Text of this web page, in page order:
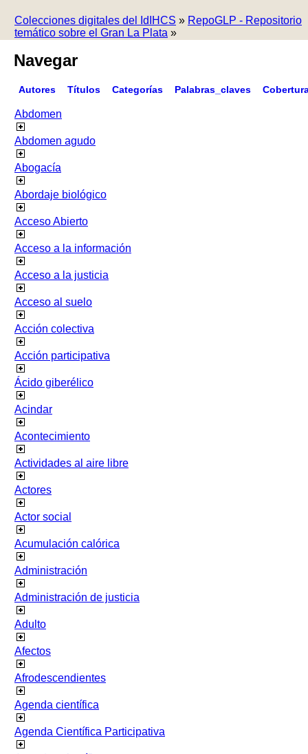
Colecciones digitales del IdIHCS » RepoGLP - Repositorio
temático sobre el Gran La Plata »
Navegar
Autores Títulos Categorías Palabras_claves
Abdomen
Abdomen agudo
Abogacía
Abordaje biológico
Acceso Abierto
Acceso a la información
Acceso a la justicia
Acceso al suelo
Acción colectiva
Acción participativa
Ácido giberélico
Acindar
Acontecimiento
Actividades al aire libre
Actores
Actor social
Acumulación calórica
Administración
Administración de justicia
Adulto
Afectos
Afrodescendientes
Agenda científica
Agenda Científica Participativa